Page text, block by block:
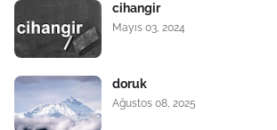
cihangir
Mayıs 03, 2024
doruk
Ağustos 08, 2025